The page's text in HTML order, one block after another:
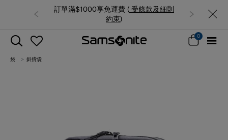
夏日限時優惠: 精選行李箱低至6折
受條款及細則
0
袋 斜揹袋